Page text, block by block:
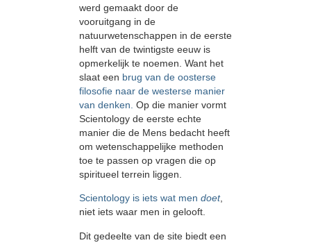
werd gemaakt door de
vooruitgang in de
natuurwetenschappen in de eerste
helft van de twintigste eeuw is
opmerkelijk te noemen. Want het
slaat een brug van de oosterse
filosofie naar de westerse manier
van denken. Op die manier vormt
Scientology de eerste echte
manier die de Mens bedacht heeft
om wetenschappelijke methoden
toe te passen op vragen die op
spiritueel terrein liggen.
Scientology is iets wat men doet,
niet iets waar men in gelooft.
Dit gedeelte van de site biedt een